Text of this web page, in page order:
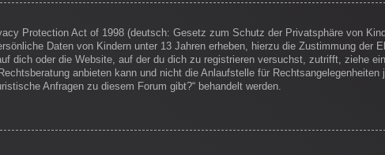
Protection Act of 1998 (deutsch: Gesetz zum Schutz der Privatsphäre von
Daten von Kindern unter 13 Jahren erheben, hierzu die Zustimmung der
dich oder die Website, auf der du dich zu registrieren versuchst, zutrifft, ziehe
anbieten kann und nicht die Anlaufstelle für Rechtsangelegenheiten
Anfragen zu diesem Forum gibt?“ behandelt werden.